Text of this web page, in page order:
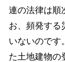
連の法律は順
お、頻発する
いないのです
た土地建物の